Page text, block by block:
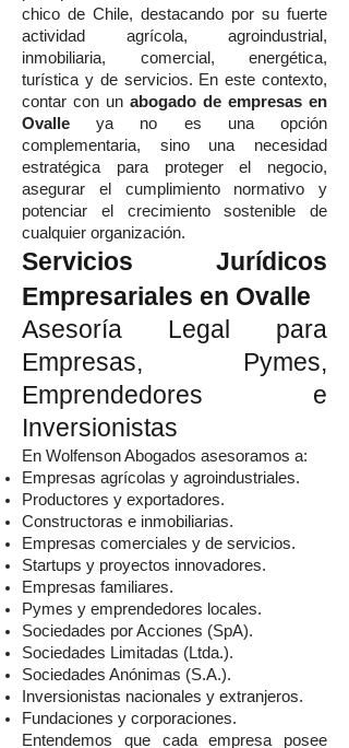
chico de Chile, destacando por su fuerte
actividad agrícola, agroindustrial,
inmobiliaria, comercial, energética,
turística y de servicios. En este contexto,
contar con un abogado de empresas en
Ovalle ya no es una opción
complementaria, sino una necesidad
estratégica para proteger el negocio,
asegurar el cumplimiento normativo y
potenciar el crecimiento sostenible de
cualquier organización.
Servicios Jurídicos
Empresariales en Ovalle
Asesoría Legal para
Empresas, Pymes,
Emprendedores e
Inversionistas
En Wolfenson Abogados asesoramos a:
Empresas agrícolas y agroindustriales.
Productores y exportadores.
Constructoras e inmobiliarias.
Empresas comerciales y de servicios.
Startups y proyectos innovadores.
Empresas familiares.
Pymes y emprendedores locales.
Sociedades por Acciones (SpA).
Sociedades Limitadas (Ltda.).
Sociedades Anónimas (S.A.).
Inversionistas nacionales y extranjeros.
Fundaciones y corporaciones.
Entendemos que cada empresa posee